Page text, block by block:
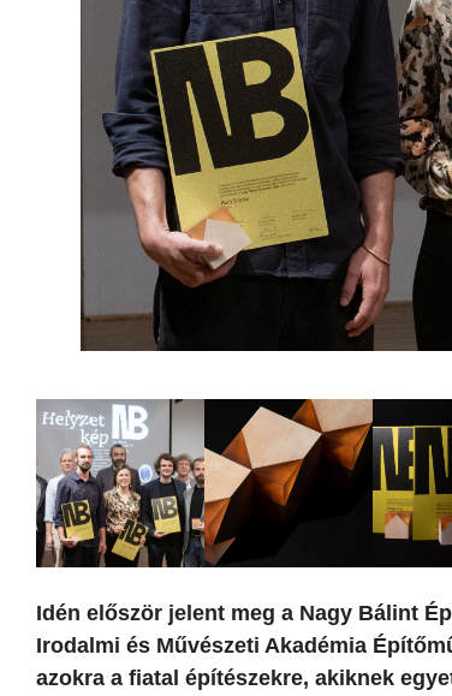
Idén először jelent meg a Nagy Bálint
Irodalmi és Művészeti Akadémia
azokra a fiatal építészekre, akiknek